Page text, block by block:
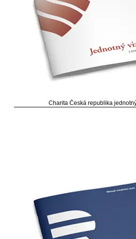
Charita Česká republika